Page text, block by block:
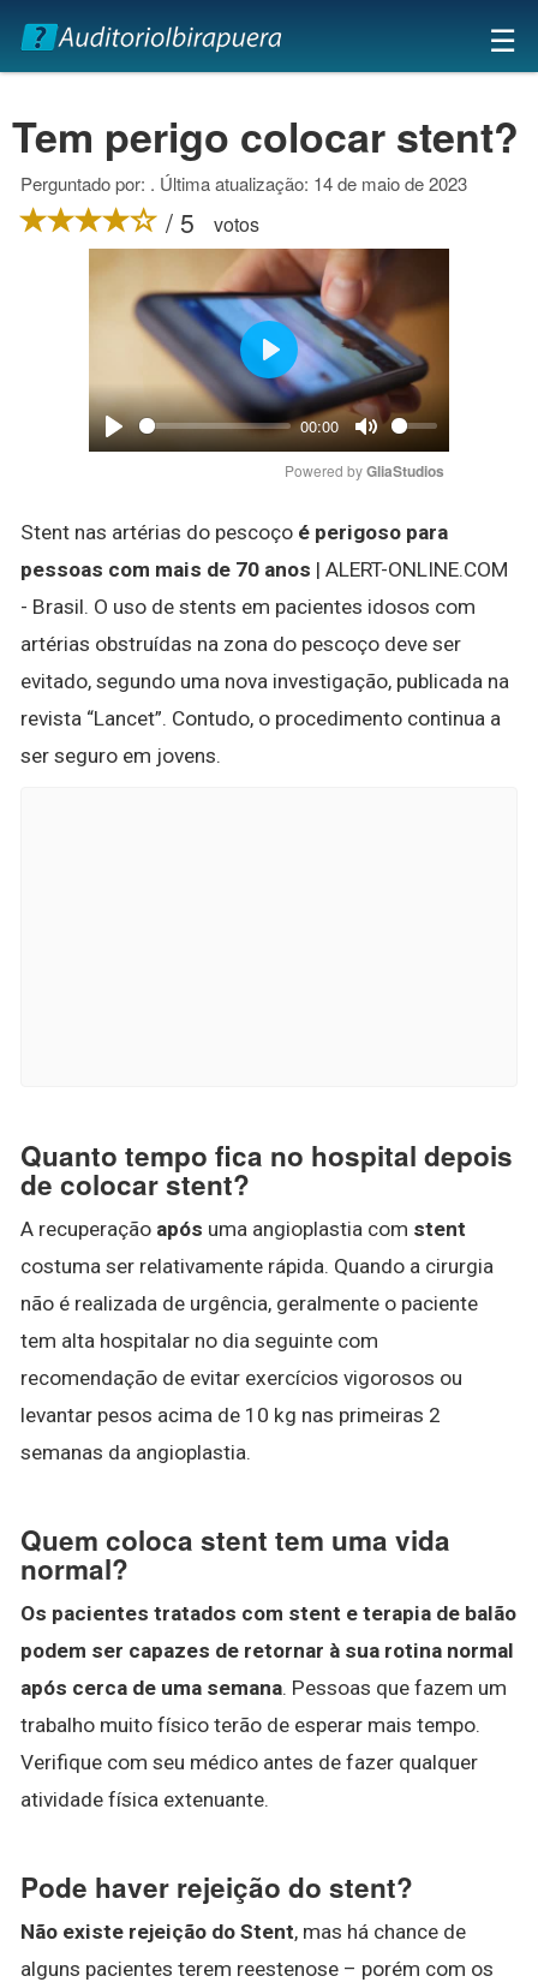
×
☰
Tem perigo colocar stent?
Perguntado por: . Última atualização: 14 de maio de 2023
/ 5 votos
Play
00:00
Mute
Play
Powered by GliaStudios
Stent nas artérias do pescoço é perigoso para
pessoas com mais de 70 anos | ALERT-ONLINE.COM
- Brasil. O uso de stents em pacientes idosos com
artérias obstruídas na zona do pescoço deve ser
evitado, segundo uma nova investigação, publicada na
revista “Lancet”. Contudo, o procedimento continua a
ser seguro em jovens.
Quanto tempo fica no hospital depois
de colocar stent?
A recuperação após uma angioplastia com stent
costuma ser relativamente rápida. Quando a cirurgia
não é realizada de urgência, geralmente o paciente
tem alta hospitalar no dia seguinte com
recomendação de evitar exercícios vigorosos ou
levantar pesos acima de 10 kg nas primeiras 2
semanas da angioplastia.
Quem coloca stent tem uma vida
normal?
Os pacientes tratados com stent e terapia de balão
podem ser capazes de retornar à sua rotina normal
após cerca de uma semana. Pessoas que fazem um
trabalho muito físico terão de esperar mais tempo.
Verifique com seu médico antes de fazer qualquer
atividade física extenuante.
Pode haver rejeição do stent?
Não existe rejeição do Stent, mas há chance de
alguns pacientes terem reestenose – porém com os